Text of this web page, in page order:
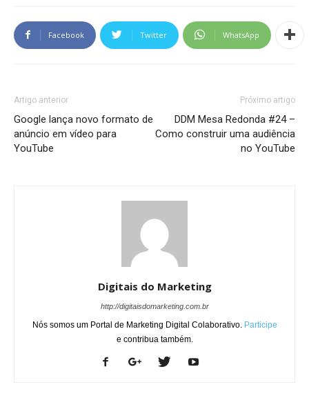
Facebook Twitter WhatsApp
Artigo anterior
Google lança novo formato de
anúncio em vídeo para
YouTube
Próximo artigo
DDM Mesa Redonda #24 –
Como construir uma audiência
no YouTube
Digitais do Marketing
http://digitaisdomarketing.com.br
Nós somos um Portal de Marketing Digital Colaborativo. Participe
e contribua também.